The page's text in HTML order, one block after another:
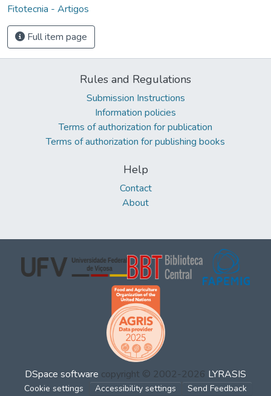
Fitotecnia - Artigos
Full item page
Rules and Regulations
Submission Instructions
Information policies
Terms of authorization for publication
Terms of authorization for publishing books
Help
Contact
About
DSpace software copyright © 2002-2026 LYRASIS
Cookie settings Accessibility settings Send Feedback